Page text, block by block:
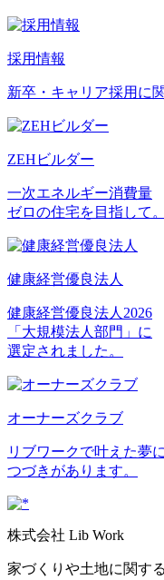
採用情報
新卒・キャリア採用に
ZEHビルダー
一次エネルギー消費量
ゼロの住宅を目指して。
健康経営優良法人
健康経営優良法人2026
「大規模法人部門」に
選定されました。
オーナーズクラブ
リブワークで叶えた夢
つづきがあります。
株式会社 Lib Work
家づくりや土地に関す